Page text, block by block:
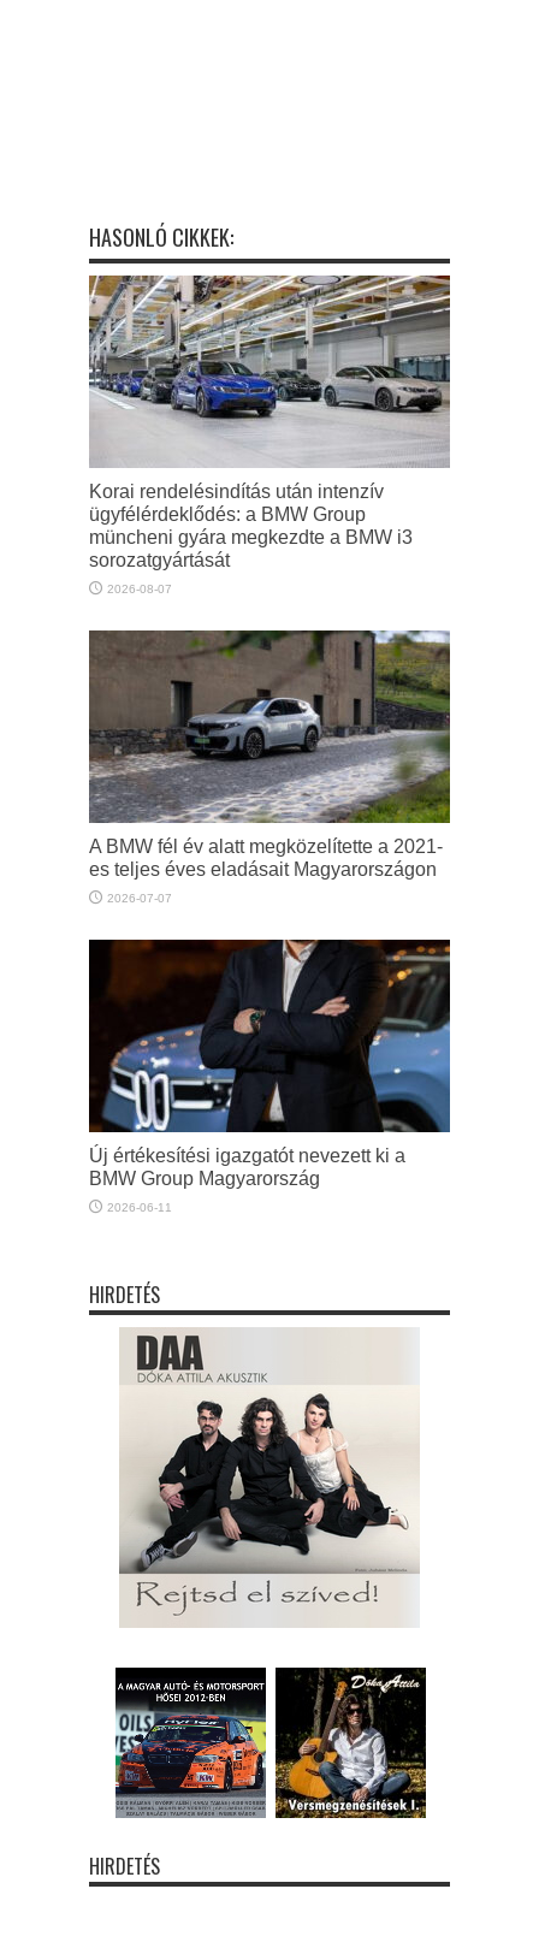
HASONLÓ CIKKEK:
Korai rendelésindítás után intenzív
ügyfélérdeklődés: a BMW Group
müncheni gyára megkezdte a BMW i3
sorozatgyártását
2026-08-07
A BMW fél év alatt megközelítette a 2021-
es teljes éves eladásait Magyarországon
2026-07-07
Új értékesítési igazgatót nevezett ki a
BMW Group Magyarország
2026-06-11
HIRDETÉS
HIRDETÉS